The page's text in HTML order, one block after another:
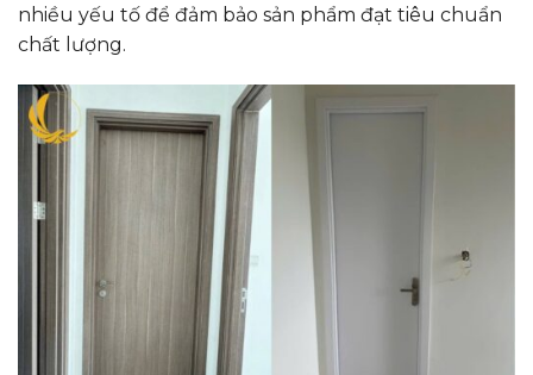
nhiều yếu tố để đảm bảo sản phẩm đạt tiêu chuẩn
chất lượng.